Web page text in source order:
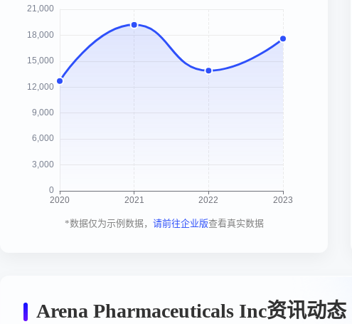
*数据仅为示例数据， 请前往企业版查看真实数据
Arena Pharmaceuticals Inc资讯动态